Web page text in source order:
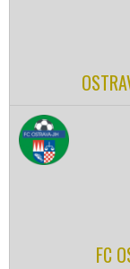
FC